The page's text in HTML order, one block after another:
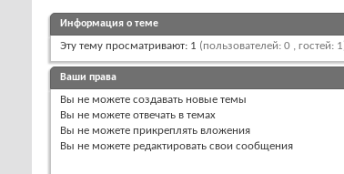
Информация о теме
Эту тему просматривают: 1 (пользователей: 0 , гостей:
Ваши права
Вы не можете создавать новые темы
Вы не можете отвечать в темах
Вы не можете прикреплять вложения
Вы не можете редактировать свои сообщения